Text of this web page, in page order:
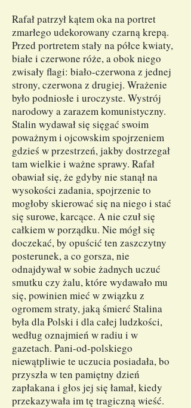
Rafał patrzył kątem oka na portret
zmarłego udekorowany czarną krepą.
Przed portretem stały na półce kwiaty,
białe i czerwone róże, a obok niego
zwisały flagi: biało-czerwona z jednej
strony, czerwona z drugiej. Wrażenie
było podniosłe i uroczyste. Wystrój
narodowy a zarazem komunistyczny.
Stalin wydawał się sięgać swoim
poważnym i ojcowskim spojrzeniem
gdzieś w przestrzeń, jakby dostrzegał
tam wielkie i ważne sprawy. Rafał
obawiał się, że gdyby nie stanął na
wysokości zadania, spojrzenie to
mogłoby skierować się na niego i stać
się surowe, karcące. A nie czuł się
całkiem w porządku. Nie mógł się
doczekać, by opuścić ten zaszczytny
posterunek, a co gorsza, nie
odnajdywał w sobie żadnych uczuć
smutku czy żalu, które wydawało mu
się, powinien mieć w związku z
ogromem straty, jaką śmierć Stalina
była dla Polski i dla całej ludzkości,
według oznajmień w radiu i w
gazetach. Pani-od-polskiego
niewątpliwie te uczucia posiadała, bo
przyszła w ten pamiętny dzień
zapłakana i głos jej się łamał, kiedy
przekazywała im tę tragiczną wieść.